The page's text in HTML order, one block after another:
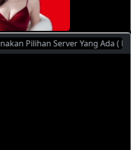
Server Yang Ada (